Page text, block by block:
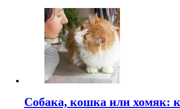
Собака, кошка или хомяк: